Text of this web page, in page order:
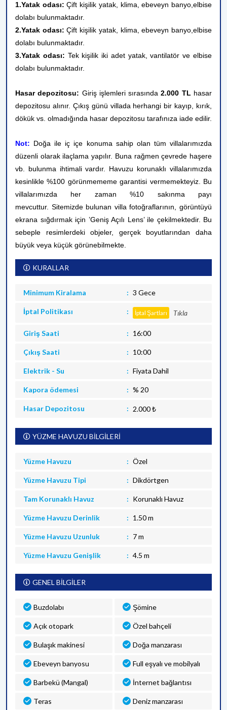
1.Yatak odası:Çift kişilik yatak, klima, ebeveyn banyo,elbise
dolabı bulunmaktadır.
2.Yatak odası:Çift kişilik yatak, klima, ebeveyn banyo,elbise
dolabı bulunmaktadır.
3.Yatak odası: Tek kişilik iki adet yatak, vantilatör ve elbise
dolabı bulunmaktadır.
Hasar depozitosu: Giriş işlemleri sırasında2.000 TL hasar
depozitosu alınır. Çıkış günü villada herhangi bir kayıp, kırık,
dökük vs. olmadığında hasar depozitosu tarafınıza iade edilir.
Not: Doğa ile iç içe konuma sahip olan tüm villalarımızda
düzenli olarak ilaçlama yapılır. Buna rağmen çevrede haşere
vb. bulunma ihtimali vardır. Havuzu korunaklı villalarımızda
kesinlikle %100 görünmememe garantisi vermemekteyiz. Bu
villalarımızda her zaman %10 sakınma payı
mevcuttur. Sitemizde bulunan villa fotoğraflarının, görüntüyü
ekrana sığdırmak için ’Geniş Açılı Lens’ ile çekilmektedir. Bu
sebeple resimlerdeki objeler, gerçek boyutlarından daha
büyük veya küçük görünebilmekte.
KURALLAR
Minimum Kiralama 3 Gece
İptal Politikası İptal Şartları Tıkla
Giriş Saati 16:00
Çıkış Saati 10:00
Elektrik - Su Fiyata Dahil
Kapora ödemesi % 20
Hasar Depozitosu 2.000 ₺
YÜZME HAVUZU BİLGİLERİ
Yüzme Havuzu Özel
Yüzme Havuzu Tipi Dikdörtgen
Tam Korunaklı Havuz Korunaklı Havuz
Yüzme Havuzu Derinlik 1.50 m
Yüzme Havuzu Uzunluk 7 m
Yüzme Havuzu Genişlik 4.5 m
GENEL BİLGİLER
Buzdolabı Şömine
Açık otopark Özel bahçeli
Bulaşık makinesi Doğa manzarası
Ebeveyn banyosu Full eşyalı ve mobilyalı
Barbekü (Mangal) İnternet bağlantısı
Teras Deniz manzarası